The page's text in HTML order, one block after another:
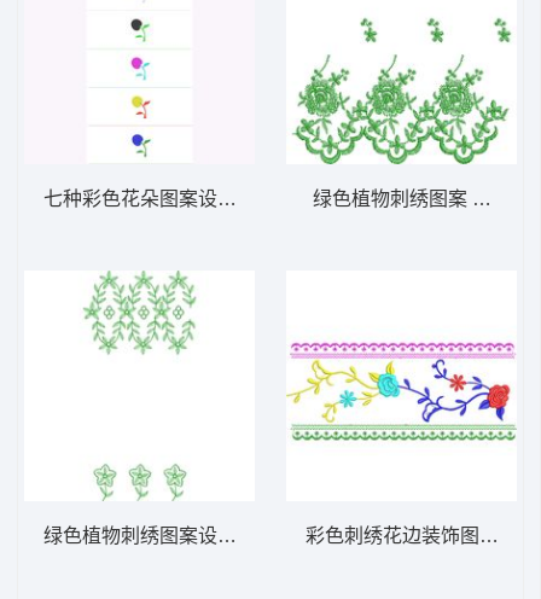
七种彩色花朵图案设计 免费床上用品花边窗
绿色植物刺绣图案设计 免费床上用品花边窗
绿色植物刺绣图案 免费床
彩色刺绣花边装饰图案 免